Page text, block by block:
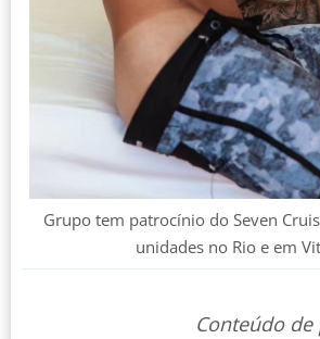
Grupo tem patrocínio do Seven
unidades no Rio e em
Conteúdo